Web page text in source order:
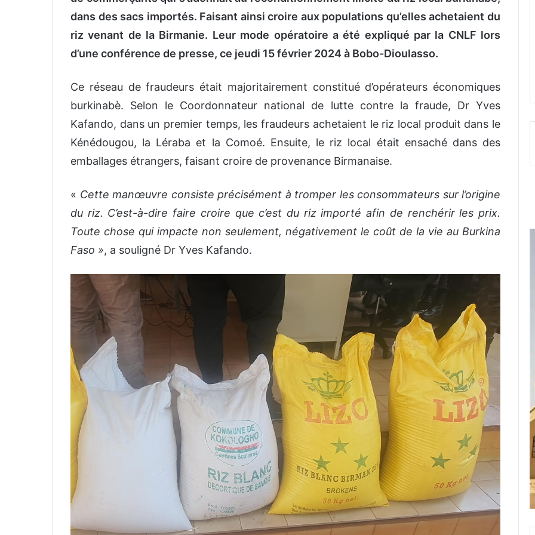
dans des sacs importés. Faisant ainsi croire aux populations qu’elles achetaient du
riz venant de la Birmanie. Leur mode opératoire a été expliqué par la CNLF lors
d’une conférence de presse, ce jeudi 15 février 2024 à Bobo-Dioulasso.
Ce réseau de fraudeurs était majoritairement constitué d’opérateurs économiques
burkinabè. Selon le Coordonnateur national de lutte contre la fraude, Dr Yves
Kafando, dans un premier temps, les fraudeurs achetaient le riz local produit dans le
Kénédougou, la Léraba et la Comoé. Ensuite, le riz local était ensaché dans des
emballages étrangers, faisant croire de provenance Birmanaise.
« Cette manœuvre consiste précisément à tromper les consommateurs sur l’origine
du riz. C’est-à-dire faire croire que c’est du riz importé afin de renchérir les prix.
Toute chose qui impacte non seulement, négativement le coût de la vie au Burkina
Faso », a souligné Dr Yves Kafando.